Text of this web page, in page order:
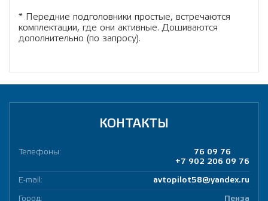
* Передние подголовники простые, встречаются
комплектации, где они активные. Дошиваются
дополнительно (по запросу).
КОНТАКТЫ
Телефоны:
76 09 76
+7 902 206 09 76
E-mail: avtopilot58@yandex.ru
Город: Пенза